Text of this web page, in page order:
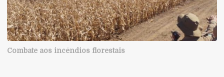
Combate aos incêndios florestais